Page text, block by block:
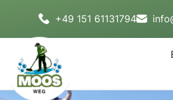
+49 151 61131794